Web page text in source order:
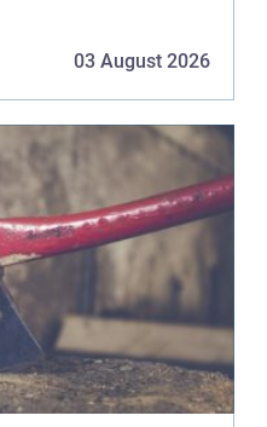
03 August 2026